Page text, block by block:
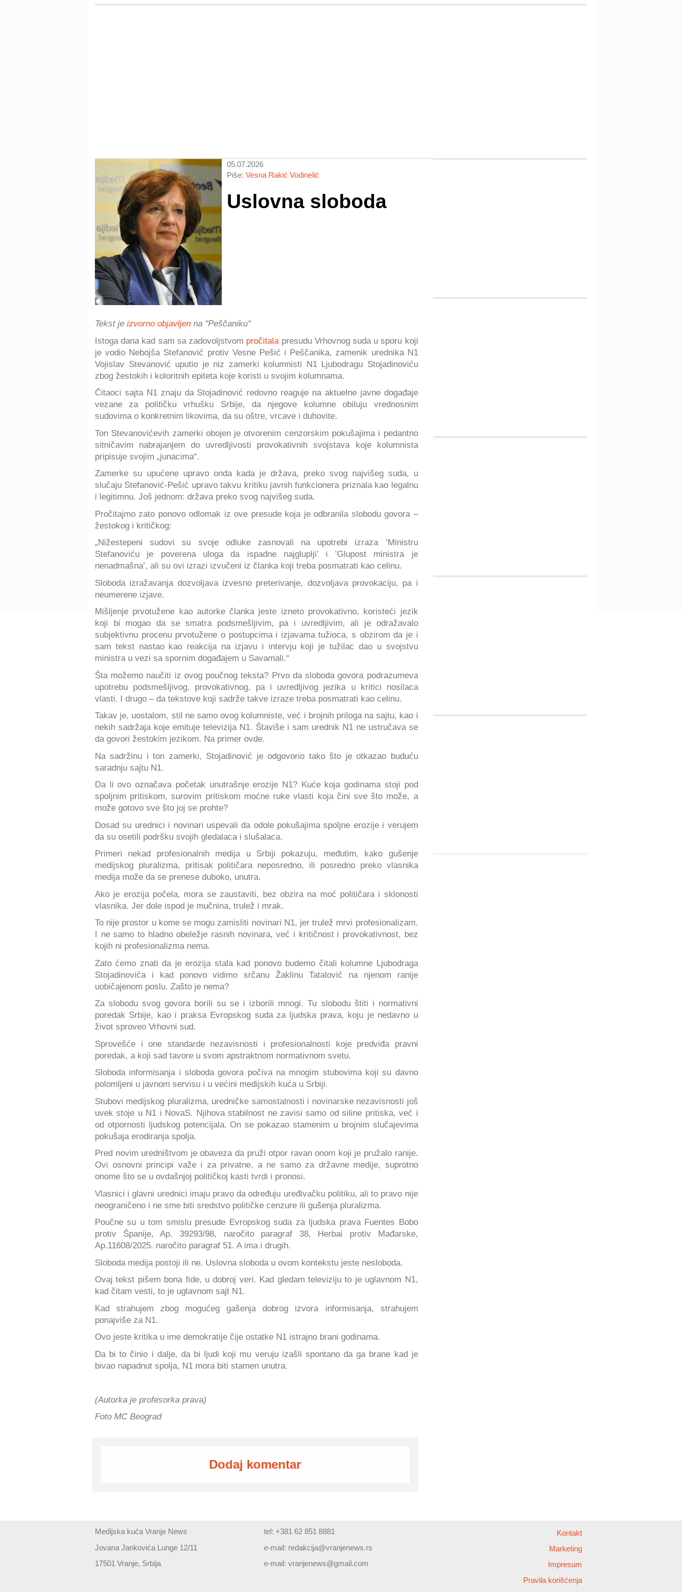
05.07.2026
Piše: Vesna Rakić Vodinelić
Uslovna sloboda
Tekst je izvorno objavljen na "Peščaniku"
Istoga dana kad sam sa zadovoljstvom pročitala presudu Vrhovnog suda u sporu koji
je vodio Nebojša Stefanović protiv Vesne Pešić i Peščanika, zamenik urednika N1
Vojislav Stevanović uputio je niz zamerki kolumnisti N1 Ljubodragu Stojadinoviću
zbog žestokih i koloritnih epiteta koje koristi u svojim kolumnama.
Čitaoci sajta N1 znaju da Stojadinović redovno reaguje na aktuelne javne događaje
vezane za političku vrhušku Srbije, da njegove kolumne obiluju vrednosnim
sudovima o konkretnim likovima, da su oštre, vrcave i duhovite.
Ton Stevanovićevih zamerki obojen je otvorenim cenzorskim pokušajima i pedantno
sitničavim nabrajanjem do uvredljivosti provokativnih svojstava koje kolumnista
pripisuje svojim „junacima“.
Zamerke su upućene upravo onda kada je država, preko svog najvišeg suda, u
slučaju Stefanović-Pešić upravo takvu kritiku javnih funkcionera priznala kao legalnu
i legitimnu. Još jednom: država preko svog najvišeg suda.
Pročitajmo zato ponovo odlomak iz ove presude koja je odbranila slobodu govora –
žestokog i kritičkog:
„Nižestepeni sudovi su svoje odluke zasnovali na upotrebi izraza ’Ministru
Stefanoviću je poverena uloga da ispadne najgluplji’ i ’Glupost ministra je
nenadmašna’, ali su ovi izrazi izvučeni iz članka koji treba posmatrati kao celinu.
Sloboda izražavanja dozvoljava izvesno preterivanje, dozvoljava provokaciju, pa i
neumerene izjave.
Mišljenje prvotužene kao autorke članka jeste izneto provokativno, koristeći jezik
koji bi mogao da se smatra podsmešljivim, pa i uvredljivim, ali je odražavalo
subjektivnu procenu prvotužene o postupcima i izjavama tužioca, s obzirom da je i
sam tekst nastao kao reakcija na izjavu i intervju koji je tužilac dao u svojstvu
ministra u vezi sa spornim događajem u Savamali.“
Šta možemo naučiti iz ovog poučnog teksta? Prvo da sloboda govora podrazumeva
upotrebu podsmešljivog, provokativnog, pa i uvredljivog jezika u kritici nosilaca
vlasti. I drugo – da tekstove koji sadrže takve izraze treba posmatrati kao celinu.
Takav je, uostalom, stil ne samo ovog kolumniste, već i brojnih priloga na sajtu, kao i
nekih sadržaja koje emituje televizija N1. Štaviše i sam urednik N1 ne ustručava se
da govori žestokim jezikom. Na primer ovde.
Na sadržinu i ton zamerki, Stojadinović je odgovorio tako što je otkazao buduću
saradnju sajtu N1.
Da li ovo označava početak unutrašnje erozije N1? Kuće koja godinama stoji pod
spoljnim pritiskom, surovim pritiskom moćne ruke vlasti koja čini sve što može, a
može gotovo sve što joj se prohte?
Dosad su urednici i novinari uspevali da odole pokušajima spoljne erozije i verujem
da su osetili podršku svojih gledalaca i slušalaca.
Primeri nekad profesionalnih medija u Srbiji pokazuju, međutim, kako gušenje
medijskog pluralizma, pritisak političara neposredno, ili posredno preko vlasnika
medija može da se prenese duboko, unutra.
Ako je erozija počela, mora se zaustaviti, bez obzira na moć političara i sklonosti
vlasnika. Jer dole ispod je mučnina, trulež i mrak.
To nije prostor u kome se mogu zamisliti novinari N1, jer trulež mrvi profesionalizam.
I ne samo to hladno obeležje rasnih novinara, već i kritičnost i provokativnost, bez
kojih ni profesionalizma nema.
Zato ćemo znati da je erozija stala kad ponovo budemo čitali kolumne Ljubodraga
Stojadinovića i kad ponovo vidimo srčanu Žaklinu Tatalović na njenom ranije
uobičajenom poslu. Zašto je nema?
Za slobodu svog govora borili su se i izborili mnogi. Tu slobodu štiti i normativni
poredak Srbije, kao i praksa Evropskog suda za ljudska prava, koju je nedavno u
život sproveo Vrhovni sud.
Sprovešće i one standarde nezavisnosti i profesionalnosti koje predviđa pravni
poredak, a koji sad tavore u svom apstraktnom normativnom svetu.
Sloboda informisanja i sloboda govora počiva na mnogim stubovima koji su davno
polomljeni u javnom servisu i u većini medijskih kuća u Srbiji.
Stubovi medijskog pluralizma, uredničke samostalnosti i novinarske nezavisnosti još
uvek stoje u N1 i NovaS. Njihova stabilnost ne zavisi samo od siline pritiska, već i
od otpornosti ljudskog potencijala. On se pokazao stamenim u brojnim slučajevima
pokušaja erodiranja spolja.
Pred novim uredništvom je obaveza da pruži otpor ravan onom koji je pružalo ranije.
Ovi osnovni principi važe i za privatne, a ne samo za državne medije, suprotno
onome što se u ovdašnjoj političkoj kasti tvrdi i pronosi.
Vlasnici i glavni urednici imaju pravo da određuju uređivačku politiku, ali to pravo nije
neograničeno i ne sme biti sredstvo političke cenzure ili gušenja pluralizma.
Poučne su u tom smislu presude Evropskog suda za ljudska prava Fuentes Bobo
protiv Španije, Ap. 39293/98, naročito paragraf 38, Herbai protiv Mađarske,
Ap.11608/2025. naročito paragraf 51. A ima i drugih.
Sloboda medija postoji ili ne. Uslovna sloboda u ovom kontekstu jeste nesloboda.
Ovaj tekst pišem bona fide, u dobroj veri. Kad gledam televiziju to je uglavnom N1,
kad čitam vesti, to je uglavnom sajt N1.
Kad strahujem zbog mogućeg gašenja dobrog izvora informisanja, strahujem
ponajviše za N1.
Ovo jeste kritika u ime demokratije čije ostatke N1 istrajno brani godinama.
Da bi to činio i dalje, da bi ljudi koji mu veruju izašli spontano da ga brane kad je
bivao napadnut spolja, N1 mora biti stamen unutra.
(Autorka je profesorka prava)
Foto MC Beograd
Dodaj komentar
Medijska kuća Vranje News
Jovana Jankovića Lunge 12/11
17501 Vranje, Srbija
tel: +381 62 851 8881
e-mail: redakcija@vranjenews.rs
e-mail:vranjenews@gmail.com
Kontakt
Marketing
Impresum
Pravila korišćenja